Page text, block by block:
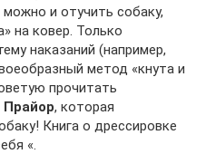
и отучить собаку,
на ковер. Только
наказаний (например,
метод «кнута и
прочитать
Прайор, которая
Книга о дрессировке
«.